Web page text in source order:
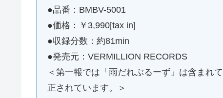
●品番：BMBV-5001
●価格：￥3,990[tax in]
●収録分数：約81min
●発売元：VERMILLION RECORDS
＜第一報では「雨だれぶるーず」は含まれ
正されています。＞